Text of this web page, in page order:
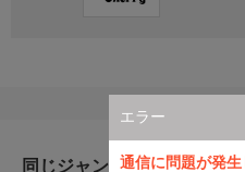
エラー
通信に問題が発
同じジャンルのおすすめ番